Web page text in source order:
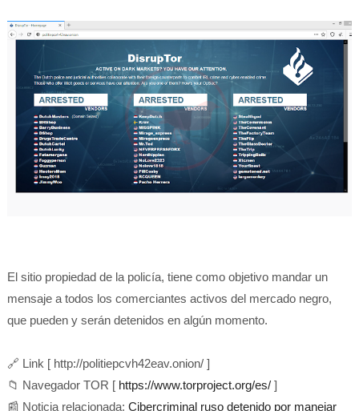
El sitio propiedad de la policía, tiene como objetivo mandar un
mensaje a todos los comerciantes activos del mercado negro,
que pueden y serán detenidos en algún momento.
🔗 Link [ http://politiepcvh42eav.onion/]
📁 Navegador TOR [ https://www.torproject.org/es/]
📰 Noticia relacionada: Cibercriminal ruso detenido por manejar